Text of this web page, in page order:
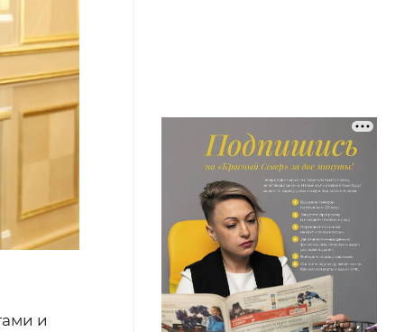
и